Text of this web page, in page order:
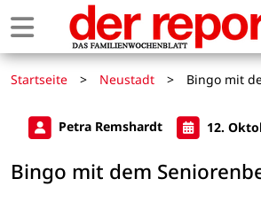
Startseite > Neustadt > Bingo mit
Petra Remshardt 12.
Bingo mit dem